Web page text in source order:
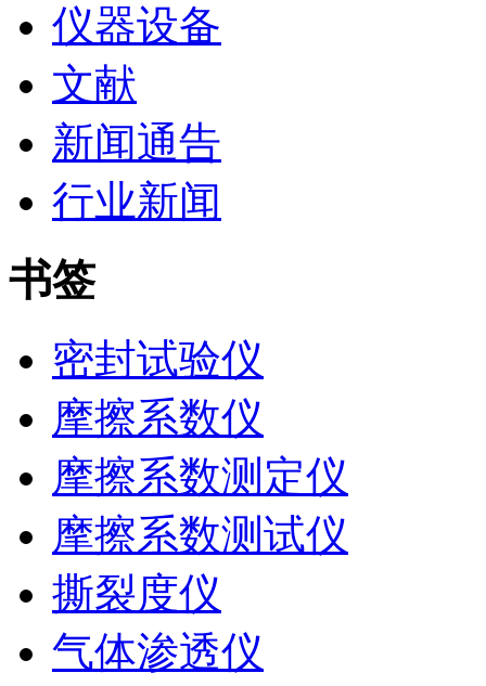
仪器设备
文献
新闻通告
行业新闻
书签
密封试验仪
摩擦系数仪
摩擦系数测定仪
摩擦系数测试仪
撕裂度仪
气体渗透仪